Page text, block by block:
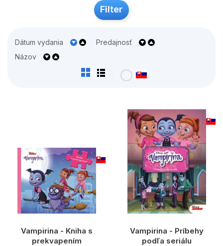
Filter
Dátum vydania
Predajnosť
Názov
Vampirina - Kniha s
prekvapením
Vampirina - Príbehy
podľa seriálu